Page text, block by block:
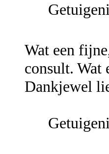
Wat een
consult. Wat
Dankjewel